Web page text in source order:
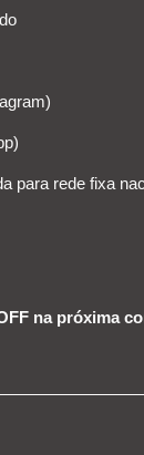
para rede fixa
na próxima